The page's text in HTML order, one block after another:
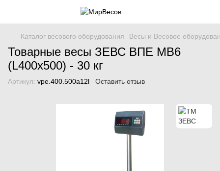
Каталог весового оборудования Весы и Весовое
Товарные весы ЗЕВС ВПЕ МВ6
(L400x500) - 30 кг
Артикул: vpe.400.500a12l Оставить отзыв